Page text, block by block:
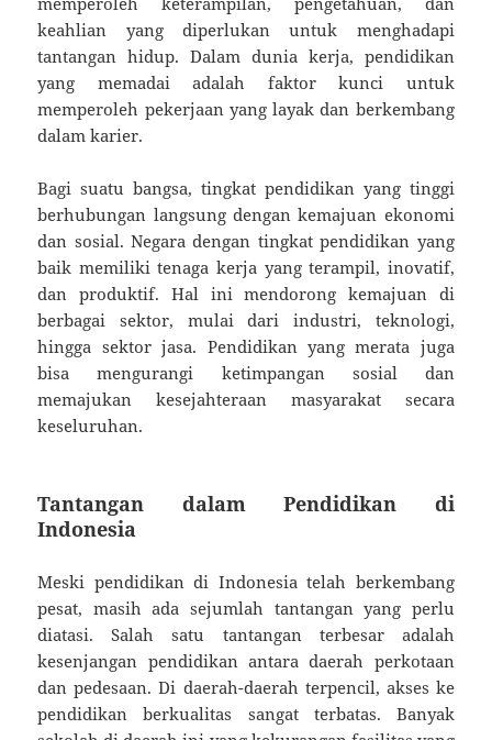
keahlian yang diperlukan untuk menghadapi
tantangan hidup. Dalam dunia kerja, pendidikan
yang memadai adalah faktor kunci untuk
memperoleh pekerjaan yang layak dan berkembang
dalam karier.
Bagi suatu bangsa, tingkat pendidikan yang tinggi
berhubungan langsung dengan kemajuan ekonomi
dan sosial. Negara dengan tingkat pendidikan yang
baik memiliki tenaga kerja yang terampil, inovatif,
dan produktif. Hal ini mendorong kemajuan di
berbagai sektor, mulai dari industri, teknologi,
hingga sektor jasa. Pendidikan yang merata juga
bisa mengurangi ketimpangan sosial dan
memajukan kesejahteraan masyarakat secara
keseluruhan.
Tantangan dalam Pendidikan di
Indonesia
Meski pendidikan di Indonesia telah berkembang
pesat, masih ada sejumlah tantangan yang perlu
diatasi. Salah satu tantangan terbesar adalah
kesenjangan pendidikan antara daerah perkotaan
dan pedesaan. Di daerah-daerah terpencil, akses ke
pendidikan berkualitas sangat terbatas. Banyak